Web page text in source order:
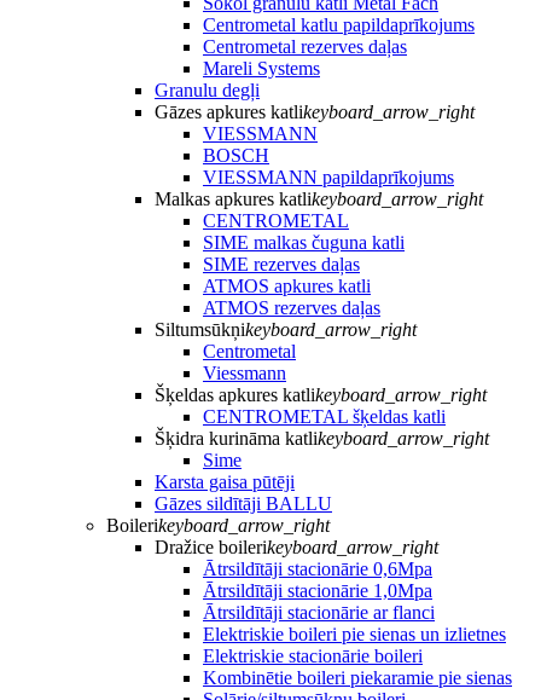
Centrometal katlu papildaprīkojums
Centrometal rezerves daļas
Mareli Systems
Granulu degļi
Gāzes apkures katlikeyboard_arrow_right
VIESSMANN
BOSCH
VIESSMANN papildaprīkojums
Malkas apkures katlikeyboard_arrow_right
CENTROMETAL
SIME malkas čuguna katli
SIME rezerves daļas
ATMOS apkures katli
ATMOS rezerves daļas
Siltumsūkņikeyboard_arrow_right
Centrometal
Viessmann
Šķeldas apkures katlikeyboard_arrow_right
CENTROMETAL šķeldas katli
Šķidra kurināma katlikeyboard_arrow_right
Sime
Karsta gaisa pūtēji
Gāzes sildītāji BALLU
Boilerikeyboard_arrow_right
Dražice boilerikeyboard_arrow_right
Ātrsildītāji stacionārie 0,6Mpa
Ātrsildītāji stacionārie 1,0Mpa
Ātrsildītāji stacionārie ar flanci
Elektriskie boileri pie sienas un izlietnes
Elektriskie stacionārie boileri
Kombinētie boileri piekaramie pie sienas